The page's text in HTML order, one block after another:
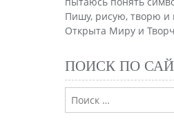
Пишу, рисую, творю и
Открыта Миру и
ПОИСК ПО